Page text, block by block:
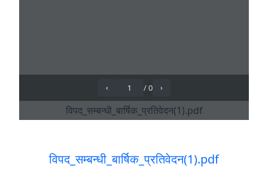
विपद_सम्बन्धी_बार्षिक_प्रतिवेदन(1).pdf